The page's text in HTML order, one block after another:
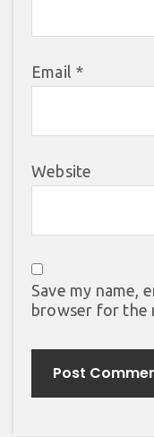
Email *
Website
Save my name,
browser for the